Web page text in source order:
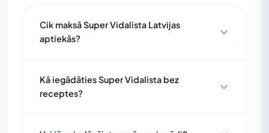
Cik maksā Super Vidalista Latvijas
aptiekās?
Kā iegādāties Super Vidalista bez
receptes?